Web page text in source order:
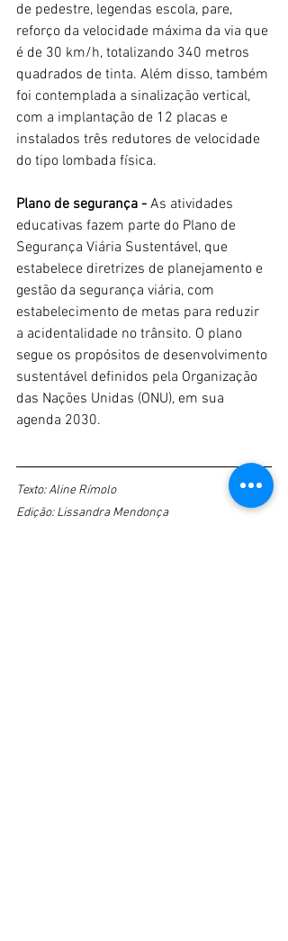
de pedestre, legendas escola, pare,
reforço da velocidade máxima da via que
é de 30 km/h, totalizando 340 metros
quadrados de tinta. Além disso, também
foi contemplada a sinalização vertical,
com a implantação de 12 placas e
instalados três redutores de velocidade
do tipo lombada física.
Plano de segurança - As atividades
educativas fazem parte do Plano de
Segurança Viária Sustentável, que
estabelece diretrizes de planejamento e
gestão da segurança viária, com
estabelecimento de metas para reduzir
a acidentalidade no trânsito. O plano
segue os propósitos de desenvolvimento
sustentável definidos pela Organização
das Nações Unidas (ONU), em sua
agenda 2030.
Texto: Aline Rímolo
Edição: Lissandra Mendonça